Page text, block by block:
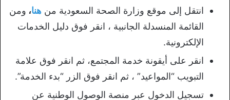
انتقل إلى موقع وزارة الصحة السعودية من هنا، ومن
القائمة المنسدلة الجانبية ، انقر فوق دليل الخدمات
الإلكترونية.
انقر على أيقونة خدمة المجتمع، ثم انقر فوق علامة
التبويب “المواعيد” ، ثم انقر فوق الزر “بدء الخدمة”.
تسجيل الدخول عبر منصة الوصول الوطنية عن